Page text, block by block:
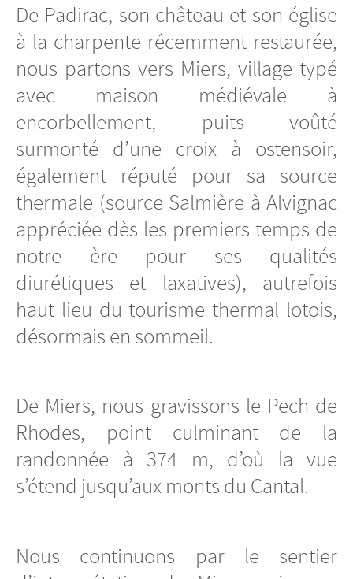
De Padirac, son château et son église
à la charpente récemment restaurée,
nous partons vers Miers, village typé
avec maison médiévale à
encorbellement, puits voûté
surmonté d’une croix à ostensoir,
également réputé pour sa source
thermale (source Salmière à Alvignac
appréciée dès les premiers temps de
notre ère pour ses qualités
diurétiques et laxatives), autrefois
haut lieu du tourisme thermal lotois,
désormais en sommeil.
De Miers, nous gravissons le Pech de
Rhodes, point culminant de la
randonnée à 374 m, d’où la vue
s’étend jusqu’aux monts du Cantal.
Nous continuons par le sentier